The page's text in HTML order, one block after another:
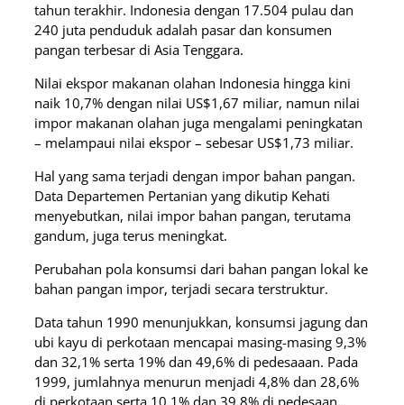
tahun terakhir. Indonesia dengan 17.504 pulau dan
240 juta penduduk adalah pasar dan konsumen
pangan terbesar di Asia Tenggara.
Nilai ekspor makanan olahan Indonesia hingga kini
naik 10,7% dengan nilai US$1,67 miliar, namun nilai
impor makanan olahan juga mengalami peningkatan
– melampaui nilai ekspor – sebesar US$1,73 miliar.
Hal yang sama terjadi dengan impor bahan pangan.
Data Departemen Pertanian yang dikutip Kehati
menyebutkan, nilai impor bahan pangan, terutama
gandum, juga terus meningkat.
Perubahan pola konsumsi dari bahan pangan lokal ke
bahan pangan impor, terjadi secara terstruktur.
Data tahun 1990 menunjukkan, konsumsi jagung dan
ubi kayu di perkotaan mencapai masing-masing 9,3%
dan 32,1% serta 19% dan 49,6% di pedesaaan. Pada
1999, jumlahnya menurun menjadi 4,8% dan 28,6%
di perkotaan serta 10,1% dan 39,8% di pedesaan.